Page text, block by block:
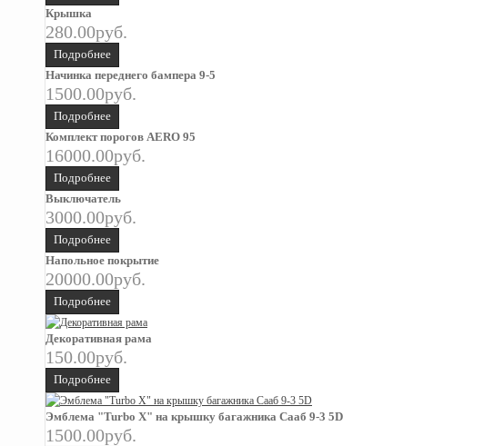
Крышка
280.00руб.
Подробнее
Начинка переднего бампера 9-5
1500.00руб.
Подробнее
Комплект порогов AERO 95
16000.00руб.
Подробнее
Выключатель
3000.00руб.
Подробнее
Напольное покрытие
20000.00руб.
Подробнее
Декоративная рама
150.00руб.
Подробнее
Эмблема "Turbo X" на крышку багажника Сааб 9-3 5D
1500.00руб.